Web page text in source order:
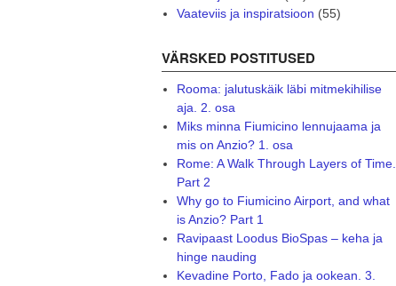
Vaateviis ja inspiratsioon (55)
VÄRSKED POSTITUSED
Rooma: jalutuskäik läbi mitmekihilise
aja. 2. osa
Miks minna Fiumicino lennujaama ja
mis on Anzio? 1. osa
Rome: A Walk Through Layers of Time.
Part 2
Why go to Fiumicino Airport, and what
is Anzio? Part 1
Ravipaast Loodus BioSpas – keha ja
hinge nauding
Kevadine Porto, Fado ja ookean. 3.